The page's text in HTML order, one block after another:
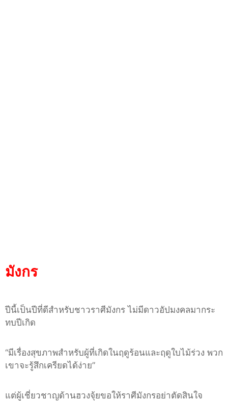
มังกร
ปีนี้เป็นปีที่ดีสำหรับชาวราศีมังกร ไม่มีดาวอัปมงคลมากระ
ทบปีเกิด
“มีเรื่องสุขภาพสำหรับผู้ที่เกิดในฤดูร้อนและฤดูใบไม้ร่วง พวก
เขาจะรู้สึกเครียดได้ง่าย”
แต่ผู้เชี่ยวชาญด้านฮวงจุ้ยขอให้ราศีมังกรอย่าตัดสินใจ